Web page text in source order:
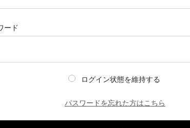
ード
ログイン状態を維持する
パスワードを忘れた方はこちら